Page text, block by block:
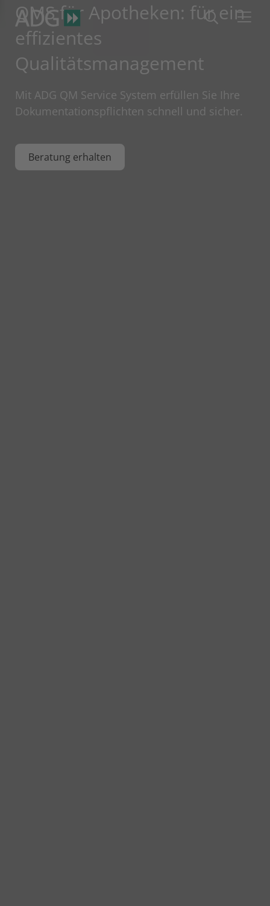
QMS für Apotheken: für ein
effizientes
Qualitätsmanagement
Mit ADG QM Service System erfüllen Sie Ihre
Dokumentationspflichten schnell und sicher.
Beratung erhalten